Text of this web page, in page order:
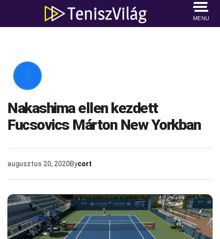
MENU

Nakashima ellen kezdett
Fucsovics Márton New Yorkban
augusztus 20, 2020Bycort